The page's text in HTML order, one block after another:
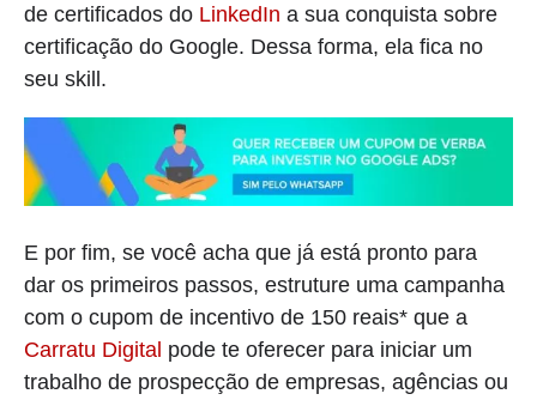
de certificados do LinkedIn a sua conquista sobre
certificação do Google. Dessa forma, ela fica no
seu skill.
E por fim, se você acha que já está pronto para
dar os primeiros passos, estruture uma campanha
com o cupom de incentivo de 150 reais* que a
Carratu Digital pode te oferecer para iniciar um
trabalho de prospecção de empresas, agências ou